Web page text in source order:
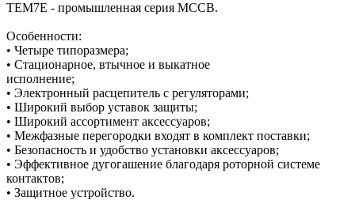
TEM7E - промышленная серия MCCB.
Особенности:
• Четыре типоразмера;
• Стационарное, втычное и выкатное
исполнение;
• Электронный расцепитель с регуляторами;
• Широкий выбор уставок защиты;
• Широкий ассортимент аксессуаров;
• Межфазные перегородки входят в комплект поставки;
• Безопасность и удобство установки аксессуаров;
• Эффективное дугогашение благодаря роторной системе
контактов;
• Защитное устройство.